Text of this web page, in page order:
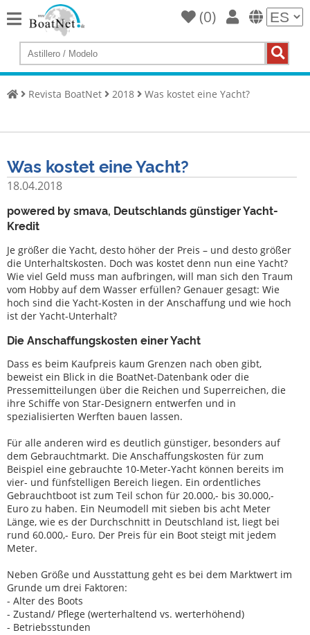
Home
Comprar
yate
Vendedor
comercial
Vendedor
privado
Subastas
Agente
de
yates
Servicio
Equipo
de
barco
Barcos
robados
Expertos
Escuelas
náuticas
de
vela
Seguros
Astilleros
(0)
Revista BoatNet 2018 Was kostet eine Yacht?
Was kostet eine Yacht?
18.04.2018
powered by smava, Deutschlands günstiger Yacht-
Kredit
Je größer die Yacht, desto höher der Preis – und desto größer
die Unterhaltskosten. Doch was kostet denn nun eine Yacht?
Wie viel Geld muss man aufbringen, will man sich den Traum
vom Hobby auf dem Wasser erfüllen? Genauer gesagt: Wie
hoch sind die Yacht-Kosten in der Anschaffung und wie hoch
ist der Yacht-Unterhalt?
Die Anschaffungskosten einer Yacht
Dass es beim Kaufpreis kaum Grenzen nach oben gibt,
beweist ein Blick in die BoatNet-Datenbank oder die
Pressemitteilungen über die Reichen und Superreichen, die
ihre Schiffe von Star-Designern entwerfen und in
spezialisierten Werften bauen lassen.
Für alle anderen wird es deutlich günstiger, besonders auf
dem Gebrauchtmarkt. Die Anschaffungskosten für zum
Beispiel eine gebrauchte 10-Meter-Yacht können bereits im
vier- und fünfstelligen Bereich liegen. Ein ordentliches
Gebrauchtboot ist zum Teil schon für 20.000,- bis 30.000,-
Euro zu haben. Ein Neumodell mit sieben bis acht Meter
Länge, wie es der Durchschnitt in Deutschland ist, liegt bei
rund 60.000,- Euro. Der Preis für ein Boot steigt mit jedem
Meter.
Neben Größe und Ausstattung geht es bei dem Marktwert im
Grunde um drei Faktoren:
- Alter des Boots
- Zustand/ Pflege (werterhaltend vs. werterhöhend)
- Betriebsstunden